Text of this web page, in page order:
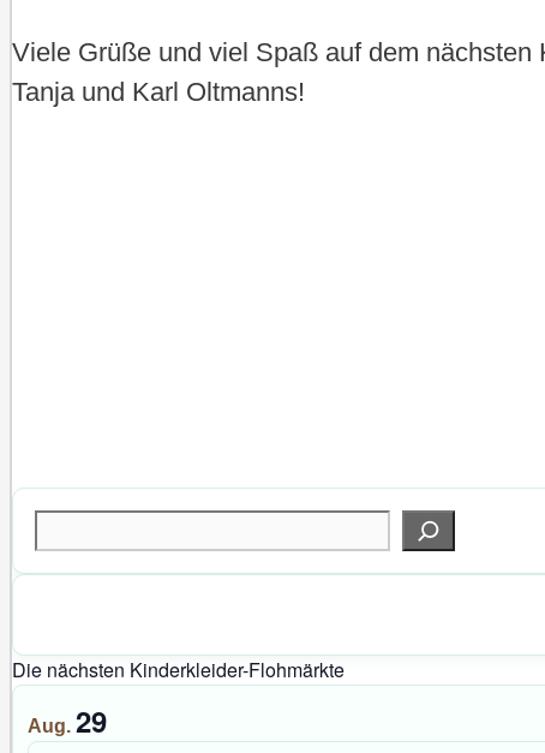
Viele Grüße und viel Spaß auf dem
Tanja und Karl Oltmanns!
Die nächsten Kinderkleider-Flohmärkte
Aug. 29